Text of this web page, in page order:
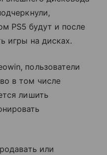
PS5 будут и после
игры на дисках.
пользователи
в том числе
лишить
или